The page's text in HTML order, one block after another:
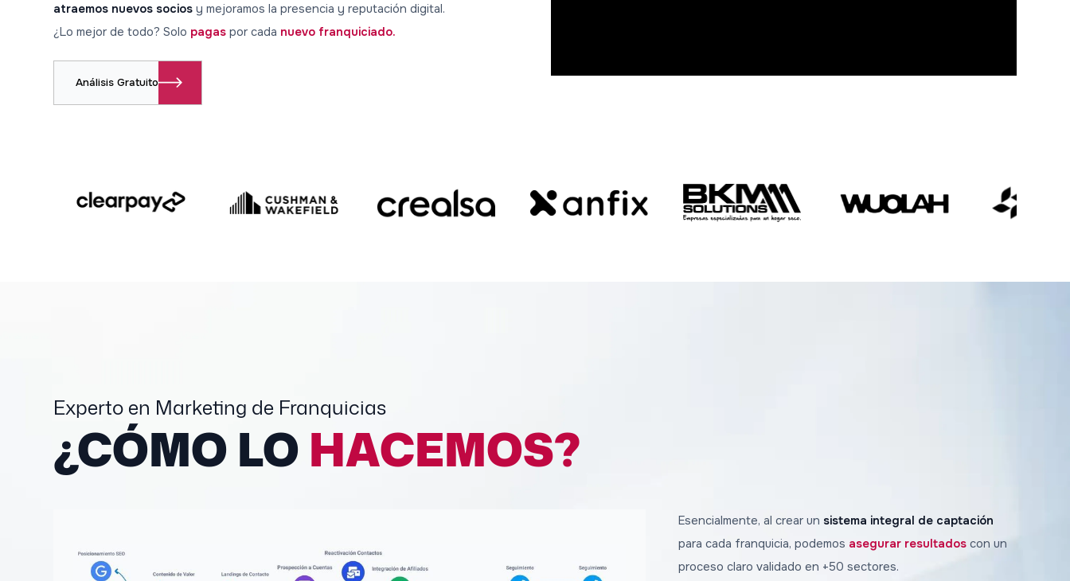
atraemos nuevos socios y mejoramos la presencia y reputación digital.
¿Lo mejor de todo? Solo pagas por cada nuevo franquiciado.
Análisis Gratuito
Experto en Marketing de Franquicias
¿CÓMO LO HACEMOS?
Esencialmente, al crear un sistema integral de captación
para cada franquicia, podemos asegurar resultadoscon un
proceso claro validado en +50 sectores.